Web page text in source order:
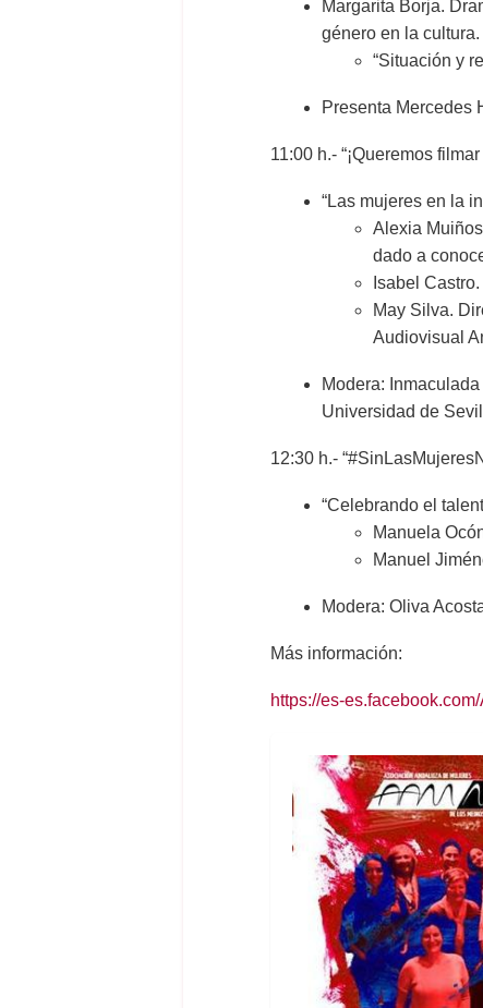
Margarita Borja.
género en la cultura.
“Situación y
Presenta Mercedes
11:00 h.- “¡Queremos
“Las mujeres en la
Alexia
dado a
Isabel
May Silva.
Audiovisual
Modera:
Universidad de
12:30 h.-
“Celebrando el
Manuela
Manuel
Modera: Oliva
Más información:
https://es-